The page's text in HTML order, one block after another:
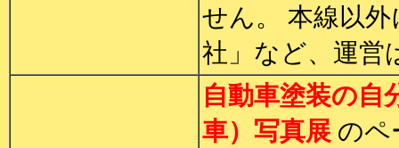
せん。 本線以
社」など、運営
自動車塗装の自
車）写真展 のペ